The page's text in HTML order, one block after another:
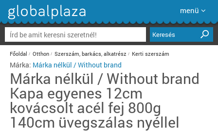
menü
Keresés
Főoldal Otthon Szerszám, barkács, alkatrész Kerti szerszám
Márka: Márka nélkül / Without brand
Márka nélkül / Without brand
Kapa egyenes 12cm
kovácsolt acél fej 800g
140cm üvegszálas nyéllel